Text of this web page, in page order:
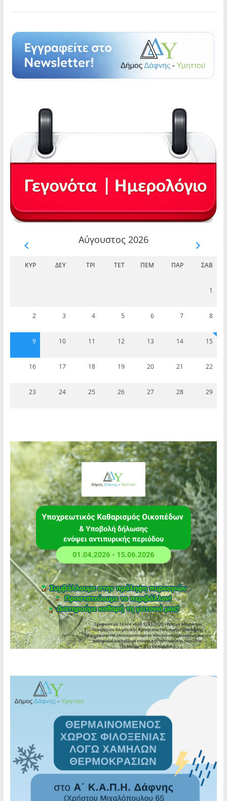
Αύγουστος 2026
ΚΥΡ ΔΕΥ ΤΡΊ ΤΕΤ ΠΈΜ ΠΑΡ ΣΆΒ
1
2 3 4 5 6 7 8
9 10 11 12 13 14 15
16 17 18 19 20 21 22
23 24 25 26 27 28 29